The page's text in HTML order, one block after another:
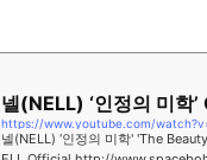
넬(NELL) ‘인정의 미
https://www.youtube.com/
넬(NELL) ‘인정의 미학' 'The